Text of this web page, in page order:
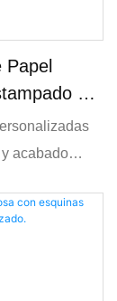
En
acabado
medida para